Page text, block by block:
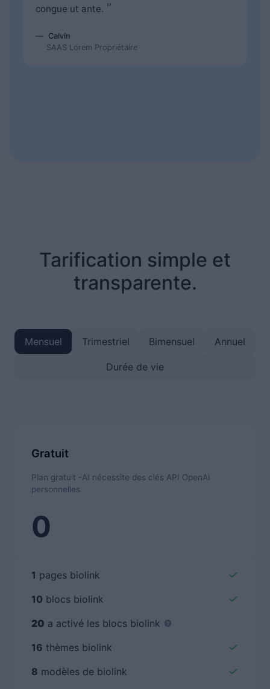
congue ut ante. ”
Calvin
SAAS Lorem Propriétaire
Tarification simple et
transparente.
Mensuel Trimestriel Bimensuel Annuel
Durée de vie
Gratuit
Plan gratuit -AI nécessite des clés API OpenAi
personnelles
0
1 pages biolink
10 blocs biolink
20 a activé les blocs biolink
16 thèmes biolink
8 modèles de biolink